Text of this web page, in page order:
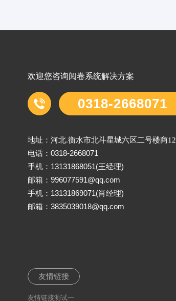
欢迎您咨询阅卷系统解决方案
0318-2668071
地址：河北.衡水市北斗星城六区二号楼商12
电话： 0318-2668071
手机： 13131868051(王经理)
邮箱： 996077591@qq.com
手机： 13131869071(肖经理)
邮箱： 3835039018@qq.com
友情链接
友情链接测试一